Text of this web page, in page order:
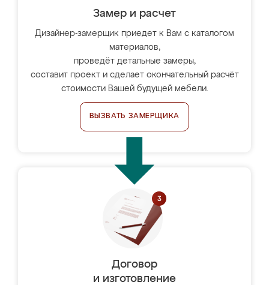
Замер и расчет
Дизайнер-замерщик приедет к Вам с каталогом
материалов,
проведёт детальные замеры,
составит проект и сделает окончательный расчёт
стоимости Вашей будущей мебели.
ВЫЗВАТЬ ЗАМЕРЩИКА
Договор
и изготовление